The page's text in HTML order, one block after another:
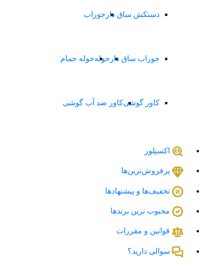
دستکش ساق دار جوراب
جوراب ساق دار حولهحوله حمام
کاور گوشیکاور ضد آب گوشی
اکسپلور
پرفروش‌ترین‌ها
تخفیف‌ها و پیشنهادها
محبوب ترین برندها
قوانین و مقررات
سوالی دارید؟